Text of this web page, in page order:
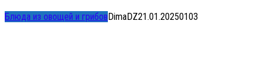
Блюда из овощей и грибовDimaDZ21.01.20250103